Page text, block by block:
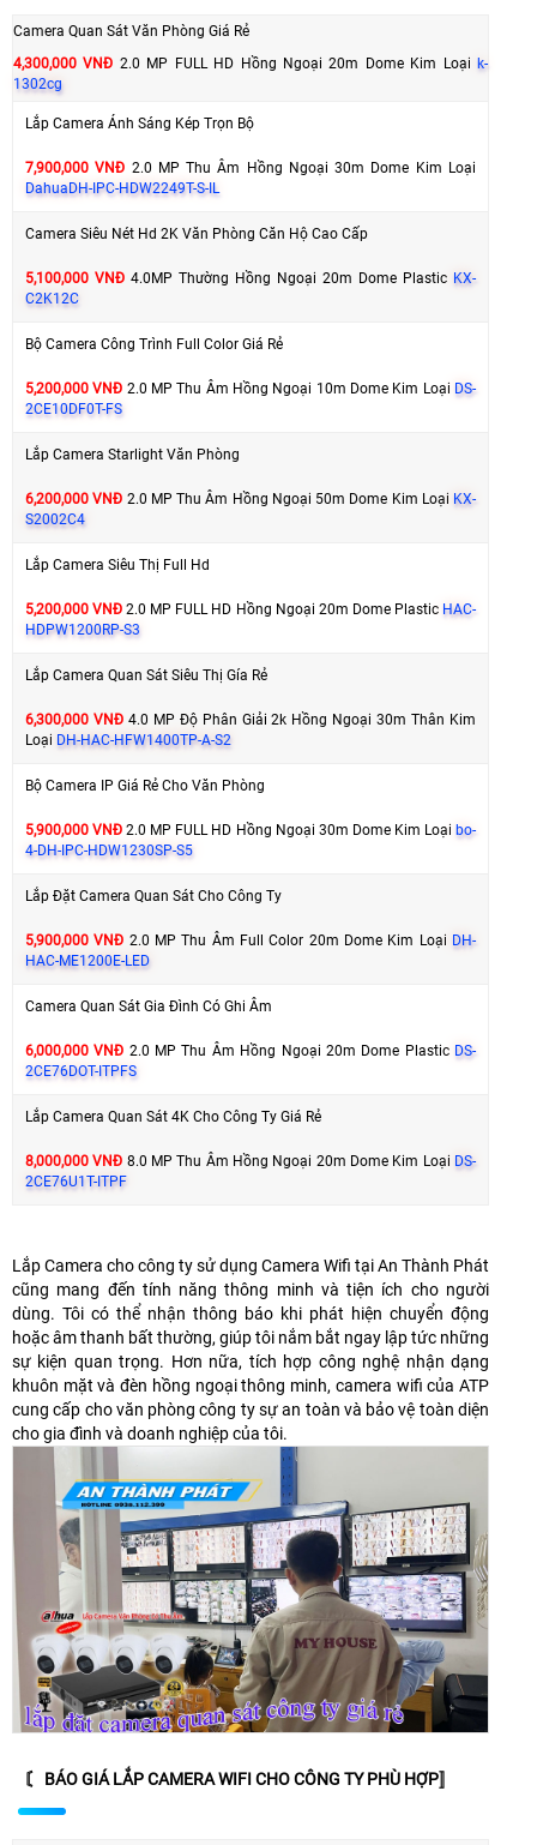
Camera Quan Sát Văn Phòng Giá Rẻ
4,300,000 VNĐ 2.0 MP FULL HD Hồng Ngoại 20m Dome Kim Loại k-
1302cg
Lắp Camera Ánh Sáng Kép Trọn Bộ
7,900,000 VNĐ 2.0 MP Thu Âm Hồng Ngoại 30m Dome Kim Loại
DahuaDH-IPC-HDW2249T-S-IL
Camera Siêu Nét Hd 2K Văn Phòng Căn Hộ Cao Cấp
5,100,000 VNĐ 4.0MP Thường Hồng Ngoại 20m Dome Plastic KX-
C2K12C
Bộ Camera Công Trình Full Color Giá Rẻ
5,200,000 VNĐ 2.0 MP Thu Âm Hồng Ngoại 10m Dome Kim Loại DS-
2CE10DF0T-FS
Lắp Camera Starlight Văn Phòng
6,200,000 VNĐ 2.0 MP Thu Âm Hồng Ngoại 50m Dome Kim Loại KX-
S2002C4
Lắp Camera Siêu Thị Full Hd
5,200,000 VNĐ 2.0 MP FULL HD Hồng Ngoại 20m Dome Plastic HAC-
HDPW1200RP-S3
Lắp Camera Quan Sát Siêu Thị Gía Rẻ
6,300,000 VNĐ4.0 MP Độ Phân Giải 2k Hồng Ngoại 30m Thân Kim
Loại DH-HAC-HFW1400TP-A-S2
Bộ Camera IP Giá Rẻ Cho Văn Phòng
5,900,000 VNĐ 2.0 MP FULL HD Hồng Ngoại 30m Dome Kim Loại bo-
4-DH-IPC-HDW1230SP-S5
Lắp Đặt Camera Quan Sát Cho Công Ty
5,900,000 VNĐ 2.0 MP Thu Âm Full Color 20m Dome Kim Loại DH-
HAC-ME1200E-LED
Camera Quan Sát Gia Đình Có Ghi Âm
6,000,000 VNĐ 2.0 MP Thu Âm Hồng Ngoại 20m Dome Plastic DS-
2CE76DOT-ITPFS
Lắp Camera Quan Sát 4K Cho Công Ty Giá Rẻ
8,000,000 VNĐ 8.0 MP Thu Âm Hồng Ngoại 20m Dome Kim Loại DS-
2CE76U1T-ITPF
Lắp Camera cho công ty sử dụng Camera Wifi tại An Thành Phát
cũng mang đến tính năng thông minh và tiện ích cho người
dùng. Tôi có thể nhận thông báo khi phát hiện chuyển động
hoặc âm thanh bất thường, giúp tôi nắm bắt ngay lập tức những
sự kiện quan trọng. Hơn nữa, tích hợp công nghệ nhận dạng
khuôn mặt và đèn hồng ngoại thông minh, camera wifi của ATP
cung cấp cho văn phòng công ty sự an toàn và bảo vệ toàn diện
cho gia đình và doanh nghiệp của tôi.
〘 BÁO GIÁ LẮP CAMERA WIFI CHO CÔNG TY PHÙ HỢP〛